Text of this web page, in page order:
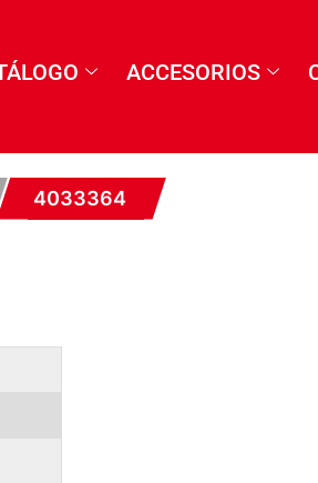
ACCESORIOS
4033364